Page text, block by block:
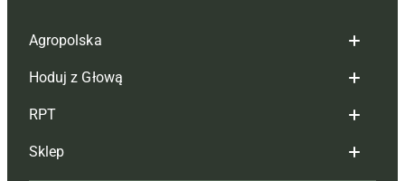
Agropolska
Redakcja
Reklama
Tagi
Hoduj z Głową
Hoduj z głową bydło
Hoduj z głową świnie
RPT
Redakcja
Sklep